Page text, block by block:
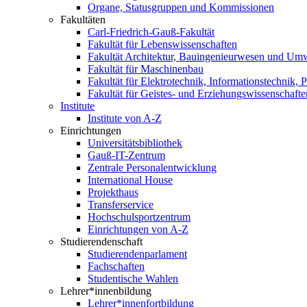
Organe, Statusgruppen und Kommissionen
Fakultäten
Carl-Friedrich-Gauß-Fakultät
Fakultät für Lebenswissenschaften
Fakultät Architektur, Bauingenieurwesen und
Fakultät für Maschinenbau
Fakultät für Elektrotechnik, Informationstechnik,
Fakultät für Geistes- und
Institute
Institute von A-Z
Einrichtungen
Universitätsbibliothek
Gauß-IT-Zentrum
Zentrale Personalentwicklung
International House
Projekthaus
Transferservice
Hochschulsportzentrum
Einrichtungen von A-Z
Studierendenschaft
Studierendenparlament
Fachschaften
Studentische Wahlen
Lehrer*innenbildung
Lehrer*innenfortbildung